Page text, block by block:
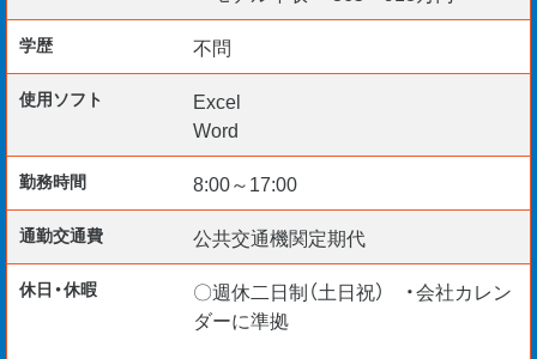
［その他］
〇勤務開始日：即日～3カ月以内（応相談）
〇マイカー通勤可能
快適に使用できるインフラ整備に是非ご協力ください！
あなたからのお力添えをお待ちしております！
学歴 不問
使用ソフト
Excel
Word
勤務時間 8:00～17:00
通勤交通費 公共交通機関定期代
休日・休暇
〇週休二日制（土日祝） ・会社カレン
ダーに準拠